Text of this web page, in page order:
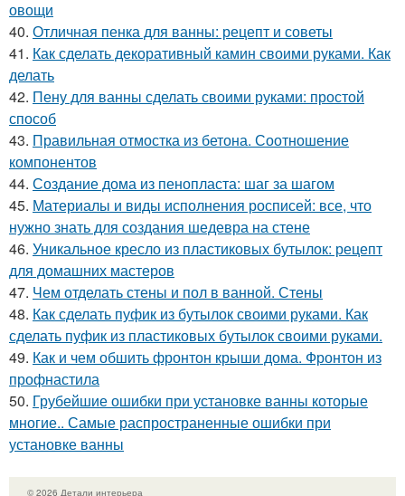
овощи
40. Отличная пенка для ванны: рецепт и советы
41. Как сделать декоративный камин своими руками. Как
делать
42. Пену для ванны сделать своими руками: простой
способ
43. Правильная отмостка из бетона. Соотношение
компонентов
44. Создание дома из пенопласта: шаг за шагом
45. Материалы и виды исполнения росписей: все, что
нужно знать для создания шедевра на стене
46. Уникальное кресло из пластиковых бутылок: рецепт
для домашних мастеров
47. Чем отделать стены и пол в ванной. Стены
48. Как сделать пуфик из бутылок своими руками. Как
сделать пуфик из пластиковых бутылок своими руками.
49. Как и чем обшить фронтон крыши дома. Фронтон из
профнастила
50. Грубейшие ошибки при установке ванны которые
многие.. Самые распространенные ошибки при
установке ванны
© 2026 Детали интерьера